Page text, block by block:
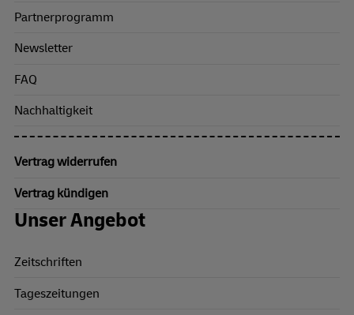
Partnerprogramm
Newsletter
FAQ
Nachhaltigkeit
Vertrag widerrufen
Vertrag kündigen
Unser Angebot
Zeitschriften
Tageszeitungen